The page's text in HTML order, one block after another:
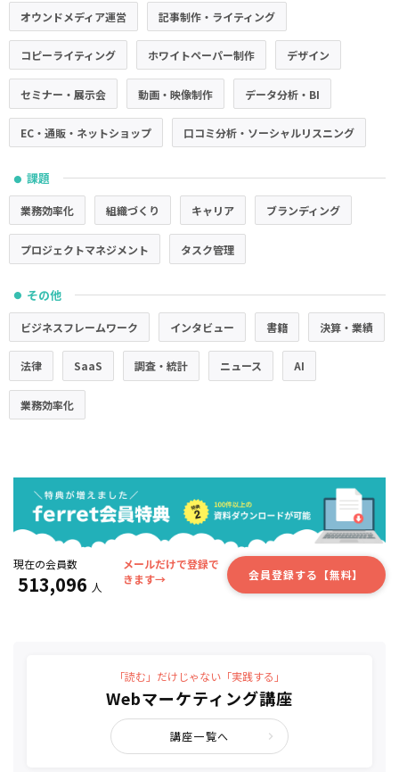
オウンドメディア運営 記事制作・ライティング
コピーライティング ホワイトペーパー制作 デザイン
セミナー・展示会 動画・映像制作 データ分析・BI
EC・通販・ネットショップ 口コミ分析・ソーシャルリスニング
● 課題
業務効率化 組織づくり キャリア ブランディング
プロジェクトマネジメント タスク管理
● その他
ビジネスフレームワーク インタビュー 書籍 決算・業績
法律 SaaS 調査・統計 ニュース AI
業務効率化
現在の会員数
513,096 人
メールだけで登録で
きます→
会員登録する【無料】
「読む」だけじゃない「実践する」
Webマーケティング講座
講座一覧へ